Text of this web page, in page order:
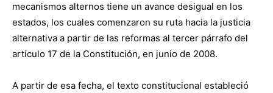
mecanismos alternos tiene un avance desigual en los
estados, los cuales comenzaron su ruta hacia la justicia
alternativa a partir de las reformas al tercer párrafo del
artículo 17 de la Constitución, en junio de 2008.
A partir de esa fecha, el texto constitucional estableció